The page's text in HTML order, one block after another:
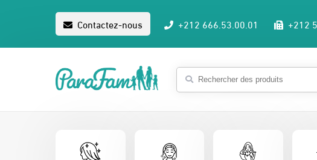
Contactez-nous +212 666.53.00.01 +212